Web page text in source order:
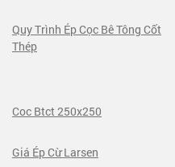
Quy Trình Ép Cọc Bê Tông Cốt
Thép
Coc Btct 250x250
Giá Ép Cừ Larsen